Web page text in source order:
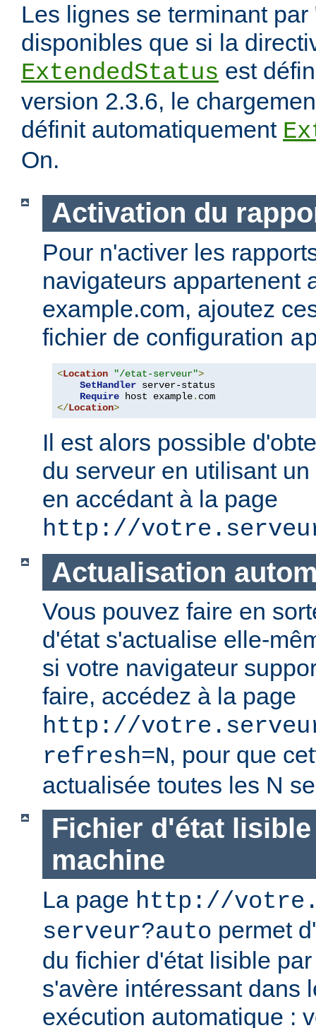
Les lignes se terminant par
disponibles que si la
ExtendedStatus est
version 2.3.6, le
définit automatiquement
On.
Activation du
Pour n'activer les
navigateurs appartenent
example.com, ajoutez
fichier de configuration
<Location "/etat-serveur">
SetHandler server-status
Require host example.
</Location>
Il est alors possible
du serveur en utilisant
en accédant à la page
http://
Actualisation
Vous pouvez faire en
d'état s'actualise elle-
si votre navigateur
faire, accédez à la page
http://
refresh=N, pour que
actualisée toutes les N
Fichier d'état
machine
La page http://
serveur?auto permet
du fichier d'état lisible
s'avère intéressant dans
exécution automatique :